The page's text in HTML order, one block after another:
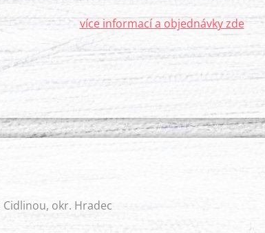
více informací a objednávky zde
Cidlinou, okr. Hradec